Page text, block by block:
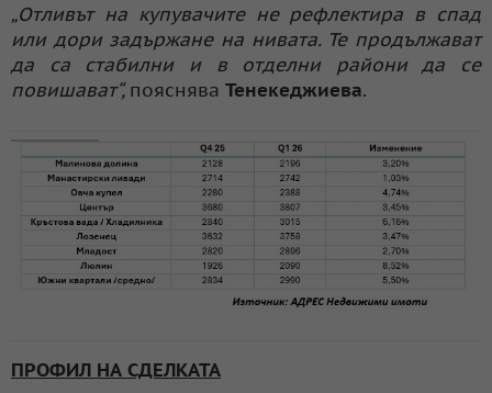
„Отливът на купувачите не рефлектира в спад
или дори задържане на нивата. Те продължават
да са стабилни и в отделни райони да се
повишават“,пояснява Тенекеджиева.
ПРОФИЛ НА СДЕЛКАТА